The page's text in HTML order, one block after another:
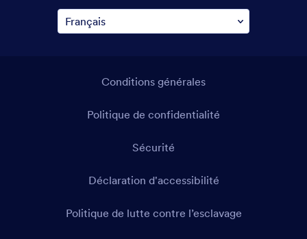
Conditions générales
Politique de confidentialité
Sécurité
Déclaration d'accessibilité
Politique de lutte contre l’esclavage